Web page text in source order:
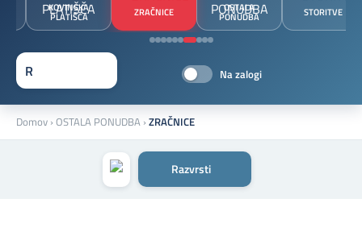
KOVINSKA
PLATIŠČA ZRAČNICE OSTALA
PONUDBA STORITVE
Na zalogi
Domov ›OSTALA PONUDBA ›ZRAČNICE
Razvrsti